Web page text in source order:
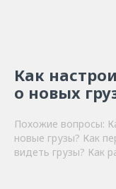
Как
о новых
Похожие вопросы:
новые грузы? Как
видеть грузы? Как